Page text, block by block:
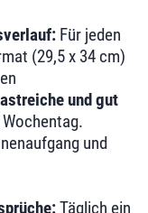
Für jeden
(29,5 x 34 cm)
und gut
und
Täglich ein